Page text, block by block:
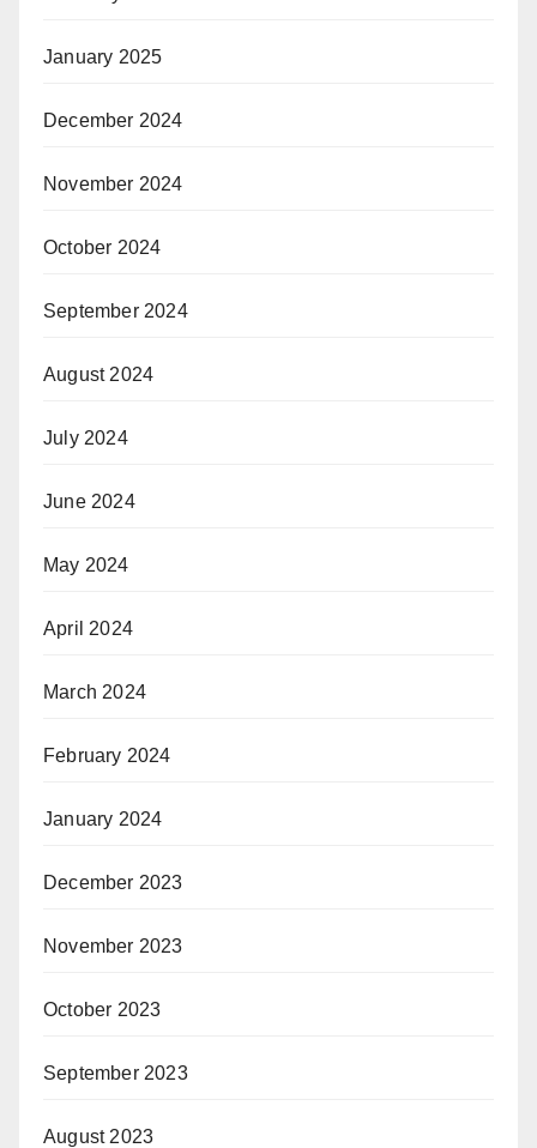
January 2025
December 2024
November 2024
October 2024
September 2024
August 2024
July 2024
June 2024
May 2024
April 2024
March 2024
February 2024
January 2024
December 2023
November 2023
October 2023
September 2023
August 2023